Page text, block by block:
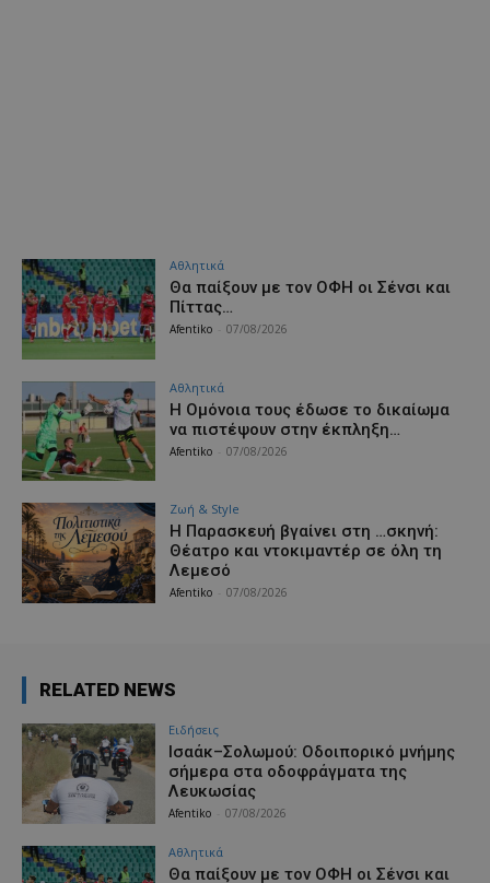
Αθλητικά
Θα παίξουν με τον ΟΦΗ οι Σένσι και
Πίττας…
Afentiko 07/08/2026
Αθλητικά
Η Ομόνοια τους έδωσε το δικαίωμα
να πιστέψουν στην έκπληξη…
Afentiko 07/08/2026
Ζωή & Style
Η Παρασκευή βγαίνει στη …σκηνή:
Θέατρο και ντοκιμαντέρ σε όλη τη
Λεμεσό
Afentiko 07/08/2026
RELATED NEWS
Ειδήσεις
Ισαάκ–Σολωμού: Οδοιπορικό μνήμης
σήμερα στα οδοφράγματα της
Λευκωσίας
Afentiko 07/08/2026
Αθλητικά
Θα παίξουν με τον ΟΦΗ οι Σένσι και